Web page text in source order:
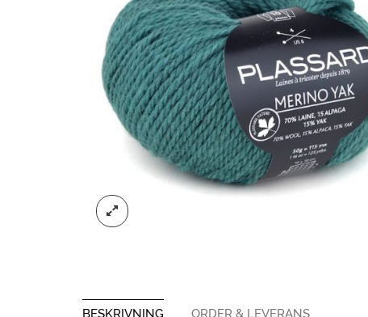
BESKRIVNING ORDER & LEVERANS